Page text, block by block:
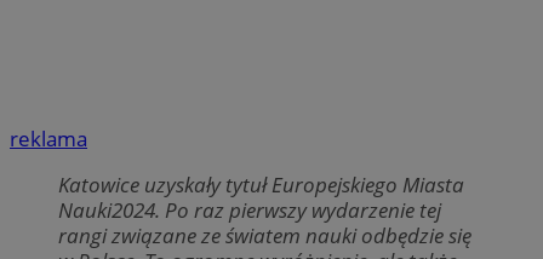
reklama
Katowice uzyskały tytuł Europejskiego Miasta
Nauki2024. Po raz pierwszy wydarzenie tej
rangi związane ze światem nauki odbędzie się